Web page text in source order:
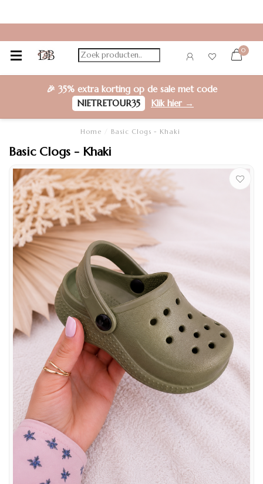
0
🎉 35% extra kortingop de sale met code
NIETRETOUR35
Klik hier →
Home Basic Clogs - Khaki
Basic Clogs - Khaki